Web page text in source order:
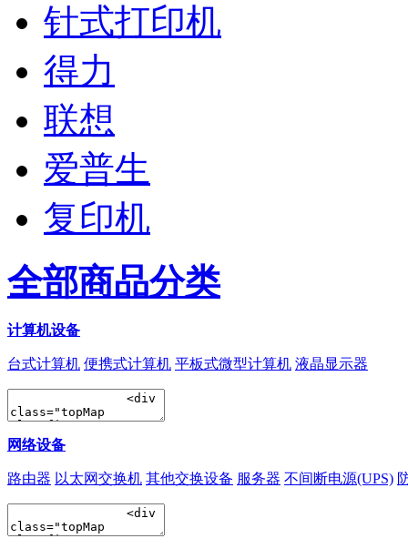
针式打印机
得力
联想
爱普生
复印机
全部商品分类
计算机设备
台式计算机 便携式计算机 平板式微型计算机 液晶显示器
网络设备
路由器 以太网交换机 其他交换设备 服务器 不间断电源(UPS)